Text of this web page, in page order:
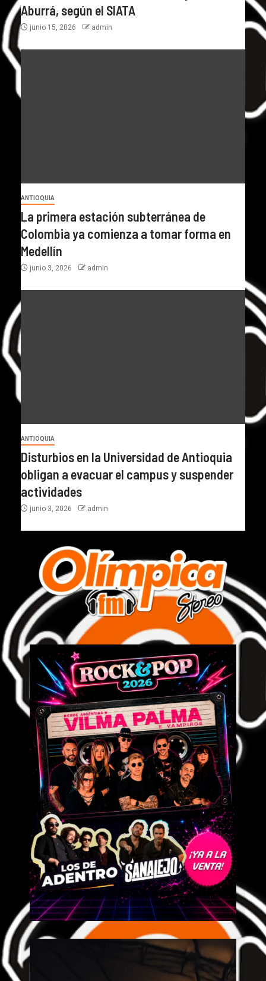
Aburrá, según el SIATA
junio 15, 2026 admin
ANTIOQUIA
La primera estación subterránea de
Colombia ya comienza a tomar forma en
Medellín
junio 3, 2026 admin
ANTIOQUIA
Disturbios en la Universidad de Antioquia
obligan a evacuar el campus y suspender
actividades
junio 3, 2026 admin